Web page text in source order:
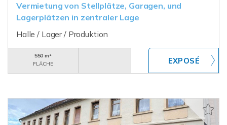
Vermietung von Stellplätze, Garagen, und
Lagerplätzen in zentraler Lage
Halle / Lager / Produktion
550 m²
FLÄCHE